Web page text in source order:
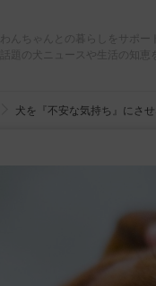
わんちゃんとの暮らしをサポー
話題の犬ニュースや生活の知恵
犬を『不安な気持ち』にさ